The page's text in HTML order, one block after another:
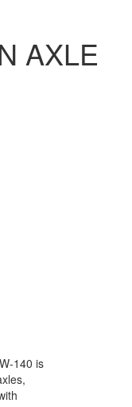
AXLE
140 is